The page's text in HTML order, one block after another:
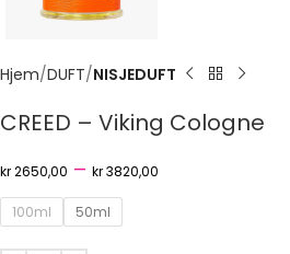
Hjem DUFT NISJEDUFT
CREED – Viking Cologne
kr2650,00 – kr3820,00
100ml 50ml